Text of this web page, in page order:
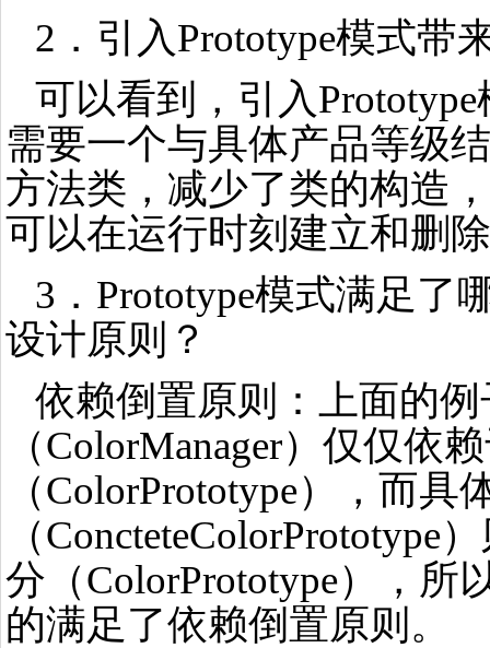
2．引入Prototype模式带
可以看到，引入
需要一个与具体产品等级
方法类，减少了类的构造
可以在运行时刻建立和删
3．Prototype模式满足了
设计原则？
依赖倒置原则：上面的
（ColorManager）仅仅依
（ColorPrototype），而具
（ConcteteColorPrototype
分（ColorPrototype），所
的满足了依赖倒置原则。